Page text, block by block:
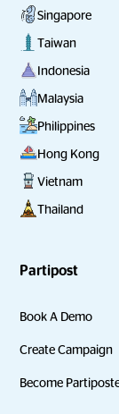
Singapore
Taiwan
Indonesia
Malaysia
Philippines
Hong Kong
Vietnam
Thailand
Partipost
Book A Demo
Create Campaign
Become